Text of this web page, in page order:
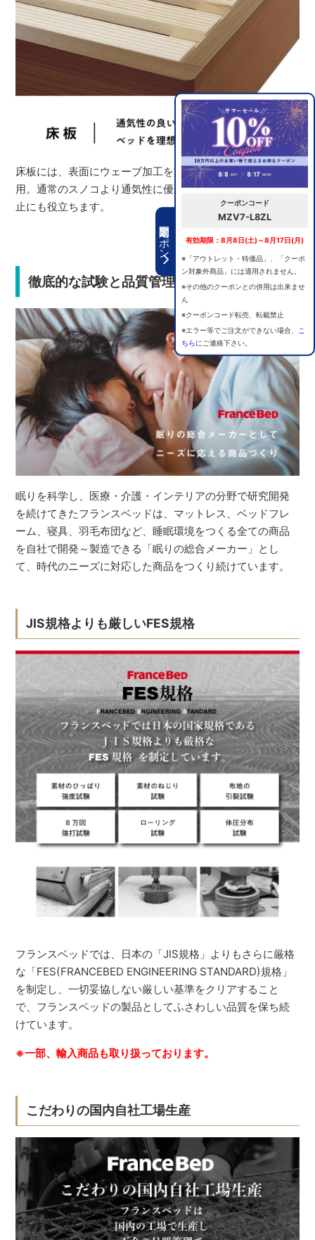
期間限定クーポン
クーポンコード
MZV7-L8ZL
有効期限：8月8日(土)～8月17日(月)
※「アウトレット・特価品」、「クーポ
ン対象外商品」には適用されません。
※その他のクーポンとの併用は出来ませ
ん
※クーポンコード転売、転載禁止
※エラー等でご注文ができない場合、
こ
ちらにご連絡下さい。
床板には、表面にウェーブ加工を施したスノコ床板を採
用。通常のスノコより通気性に優れ、マットレスのズレ防
止にも役立ちます。
徹底的な試験と品質管理で安心の選択
眠りを科学し、医療・介護・インテリアの分野で研究開発
を続けてきたフランスベッドは、マットレス、ベッドフレ
ーム、寝具、羽毛布団など、睡眠環境をつくる全ての商品
を自社で開発～製造できる「眠りの総合メーカー」とし
て、時代のニーズに対応した商品をつくり続けています。
JIS規格よりも厳しいFES規格
フランスベッドでは、日本の「JIS規格」よりもさらに厳格
な「FES(FRANCEBED ENGINEERING STANDARD)規格」
を制定し、一切妥協しない厳しい基準をクリアすること
で、フランスベッドの製品としてふさわしい品質を保ち続
けています。
※一部、輸入商品も取り扱っております。
こだわりの国内自社工場生産